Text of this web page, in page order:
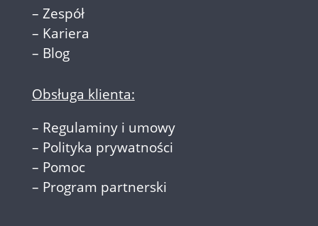
– Zespół
– Kariera
– Blog
Obsługa klienta:
– Regulaminy i umowy
– Polityka prywatności
– Pomoc
– Program partnerski